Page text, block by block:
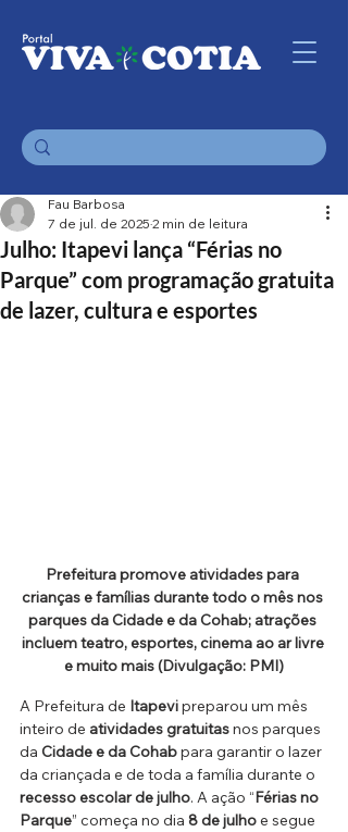
Julho: Itapevi lança “Férias no
Parque” com programação gratuita
de lazer, cultura e esportes
Fau Barbosa
7 de jul. de 2025 2 min de leitura
Prefeitura promove atividades para
crianças e famílias durante todo o mês nos
parques da Cidade e da Cohab; atrações
incluem teatro, esportes, cinema ao ar livre
e muito mais (Divulgação: PMI)
A Prefeitura de Itapevi preparou um mês
inteiro de atividades gratuitas nos parques
da Cidade e da Cohab para garantir o lazer
da criançada e de toda a família durante o
recesso escolar de julho. A ação “Férias no
Parque” começa no dia 8 de julho e segue